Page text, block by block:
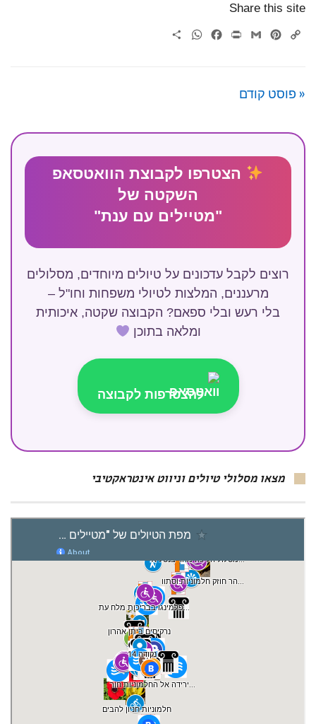
Share this site
Copy
Pinterest
Gmail
Print
Facebook
WhatsApp
« פוסט קודם
הצטרפו לקבוצת הוואטסאפ
השקטה של
"מטיילים עם ענת"
רוצים לקבל עדכונים על טיולים מיוחדים, מסלולים
מרעננים, המלצות לטיולי משפחות וחו"ל –
בלי רעש ובלי ספאם? הקבוצה שקטה, איכותית
ומלאה בתוכן
להצטרפות לקבוצה
מצאו מסלולי טיולים וניווט אינטראקטיבי